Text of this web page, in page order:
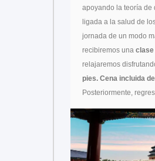
apoyando la teoría de
ligada a la salud de
jornada de un modo
recibiremos una clase
relajaremos
pies. Cena incluida
Posteriormente,